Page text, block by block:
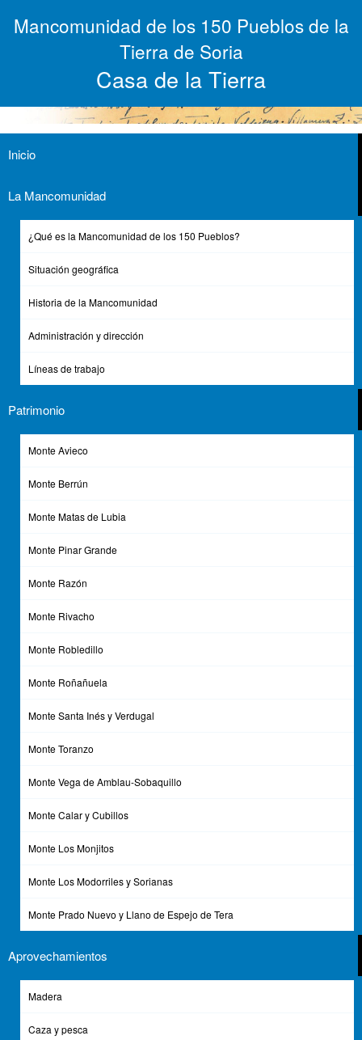
Mancomunidad de los 150 Pueblos de la
Tierra de Soria
Casa de la Tierra
Inicio
La Mancomunidad
¿Qué es la Mancomunidad de los 150 Pueblos?
Situación geográfica
Historia de la Mancomunidad
Administración y dirección
Líneas de trabajo
Patrimonio
Monte Avieco
Monte Berrún
Monte Matas de Lubia
Monte Pinar Grande
Monte Razón
Monte Rivacho
Monte Robledillo
Monte Roñañuela
Monte Santa Inés y Verdugal
Monte Toranzo
Monte Vega de Amblau-Sobaquillo
Monte Calar y Cubillos
Monte Los Monjitos
Monte Los Modorriles y Sorianas
Monte Prado Nuevo y Llano de Espejo de Tera
Aprovechamientos
Madera
Caza y pesca